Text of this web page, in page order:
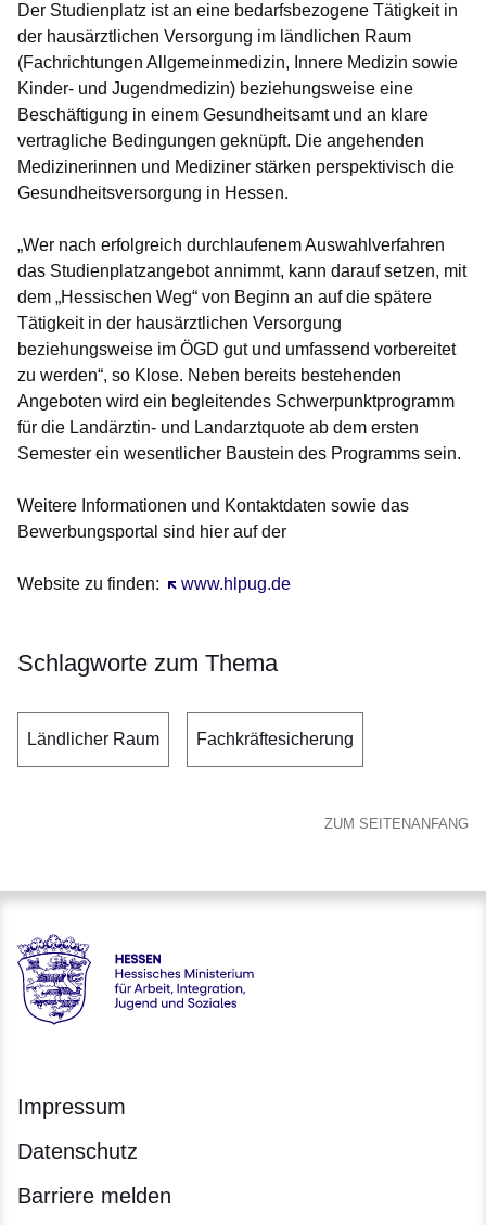
Der Studienplatz ist an eine bedarfsbezogene Tätigkeit in
der hausärztlichen Versorgung im ländlichen Raum
(Fachrichtungen Allgemeinmedizin, Innere Medizin sowie
Kinder- und Jugendmedizin) beziehungsweise eine
Beschäftigung in einem Gesundheitsamt und an klare
vertragliche Bedingungen geknüpft. Die angehenden
Medizinerinnen und Mediziner stärken perspektivisch die
Gesundheitsversorgung in Hessen.
„Wer nach erfolgreich durchlaufenem Auswahlverfahren
das Studienplatzangebot annimmt, kann darauf setzen, mit
dem „Hessischen Weg“ von Beginn an auf die spätere
Tätigkeit in der hausärztlichen Versorgung
beziehungsweise im ÖGD gut und umfassend vorbereitet
zu werden“, so Klose. Neben bereits bestehenden
Angeboten wird ein begleitendes Schwerpunktprogramm
für die Landärztin- und Landarztquote ab dem ersten
Semester ein wesentlicher Baustein des Programms sein.
Weitere Informationen und Kontaktdaten sowie das
Bewerbungsportal sind hier auf der
Website zu finden: www.hlpug.de
Öffnet sich in einem neuen Fenster
Schlagworte zum Thema
Ländlicher Raum Fachkräftesicherung
ZUM SEITENANFANG
Hessen - Hessisches Ministerium für Arbeit, Integration,
Impressum
Datenschutz
Barriere melden